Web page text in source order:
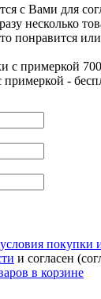
с Вами для
несколько
понравится
с примеркой
примеркой -
условия покупки
и согласен
в корзине